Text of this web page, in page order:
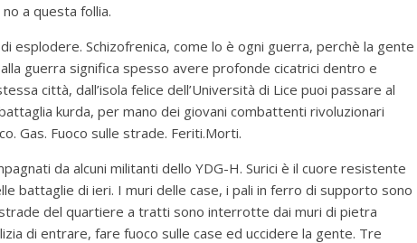
a questa follia.
esplodere. Schizofrenica, come lo è ogni guerra, perchè la gente
guerra significa spesso avere profonde cicatrici dentro e
città, dall’isola felice dell’Università di Lice puoi passare al
kurda, per mano dei giovani combattenti rivoluzionari
Gas. Fuoco sulle strade. Feriti.Morti.
da alcuni militanti dello YDG-H. Surici è il cuore resistente
battaglie di ieri. I muri delle case, i pali in ferro di supporto sono
del quartiere a tratti sono interrotte dai muri di pietra
di entrare, fare fuoco sulle case ed uccidere la gente. Tre